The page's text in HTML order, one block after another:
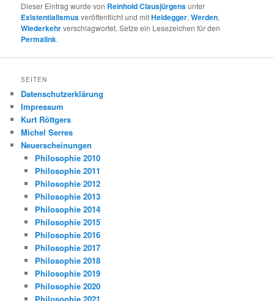
Dieser Eintrag wurde von Reinhold Clausjürgensunter
Existentialismusveröffentlicht und mitHeidegger,Werden,
Wiederkehrverschlagwortet. Setze ein Lesezeichen für den
Permalink.
SEITEN
Datenschutzerklärung
Impressum
Kurt Röttgers
Michel Serres
Neuerscheinungen
Philosophie 2010
Philosophie 2011
Philosophie 2012
Philosophie 2013
Philosophie 2014
Philosophie 2015
Philosophie 2016
Philosophie 2017
Philosophie 2018
Philosophie 2019
Philosophie 2020
Philosophie 2021